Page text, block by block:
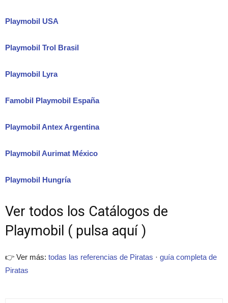
Playmobil USA
Playmobil Trol Brasil
Playmobil Lyra
Famobil Playmobil España
Playmobil Antex Argentina
Playmobil Aurimat México
Playmobil Hungría
Ver todos los Catálogos de
Playmobil ( pulsa aquí )
👉 Ver más: todas las referencias de Piratas · guía completa de
Piratas